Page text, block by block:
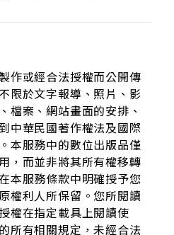
作或經合法授權而公開傳
限於文字報導、照片、影
檔案、網站畫面的安排、
中華民國著作權法及國際
本服務中的數位出版品僅
，而並非將其所有權移轉
本服務條款中明確授予您
權利人所保留。您所閱讀
權在指定載具上閱讀使
所有相關規定，未經合法